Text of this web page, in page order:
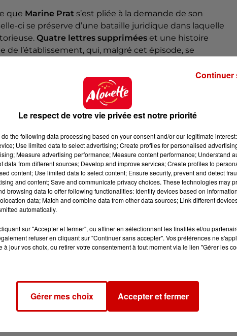
que Marine Prat s’est pliée à la demande de son
ci se préserve d’une bataille juridique dans laquelle
Quatre lettres supprimées et une histoire
l’établissement, qui, malgré cet épisode, se
boire un
le journal
. L’invitation est lancée… affaire à
Le respect de votre vie privée est notre priorité
do the following data processing based on your consent and/or our legitimate
Use limited data to select advertising; Create profiles for personalised
Measure advertising performance; Measure content performance; Understand
data from different sources; Develop and improve services; Create profiles to
content; Use limited data to select content; Ensure security, prevent and detect
and content; Save and communicate privacy choices. These technologies may
browsing data to offer following functionalities: Identify devices based on
data; Match and combine data from other data sources; Link different
automatically.
sur "Accepter et fermer", ou affiner en sélectionnant les finalités et/ou
refuser en cliquant sur "Continuer sans accepter". Vos préférences ne
à jour vos choix, ou retirer votre consentement à tout moment via le lien "Gérer les
Gérer mes choix Accepter et fermer
Continuer